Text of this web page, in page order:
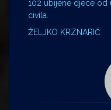
102 ubijene djece od
civila.
ŽELJKO KRZNARIĆ